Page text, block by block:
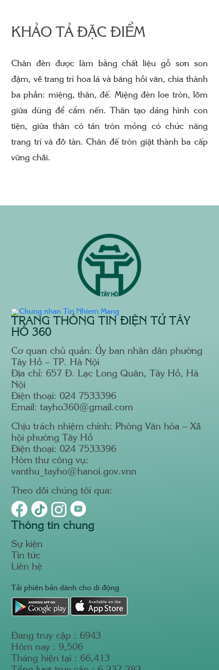
KHẢO TẢ ĐẶC ĐIỂM
Chân đèn được làm bằng chất liệu gỗ sơn son
đậm, vẽ trang trí hoa lá và băng hồi văn, chia thành
ba phần: miệng, thân, đế. Miệng đèn loe tròn, lõm
giữa dùng để cắm nến. Thân tạo dáng hình con
tiện, giữa thân có tán tròn mỏng có chức năng
trang trí và đỡ tàn. Chân đế tròn giật thành ba cấp
vững chãi.
TRANG THÔNG TIN ĐIỆN TỬ TÂY
HỒ 360
Cơ quan chủ quản: Ủy ban nhân dân phường
Tây Hồ – TP. Hà Nội
Địa chỉ: 657 Đ. Lạc Long Quân, Tây Hồ, Hà
Nội
Điện thoại: 024 7533396
Email: tayho360@gmail.com
Chịu trách nhiệm chính: Phòng Văn hóa – Xã
hội phường Tây Hồ
Điện thoại: 024 7533396
Hòm thư công vụ:
vanthu_tayho@hanoi.gov.vnn
Theo dõi chúng tôi qua:
Thông tin chung
Sự kiện
Tin tức
Liên hệ
Tải phiên bản dành cho di động
Đang truy cập : 6943
Hôm nay :9,506
Tháng hiện tại : 66,413